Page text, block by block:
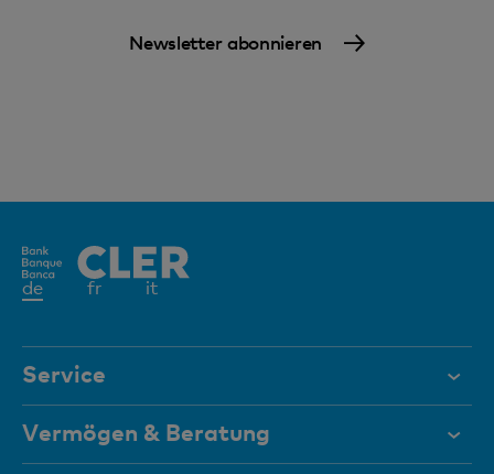
Newsletter abonnieren
deAktives
fr it
Service
Hilfe & Kontakt
Dokumente
Vermögen & Beratung